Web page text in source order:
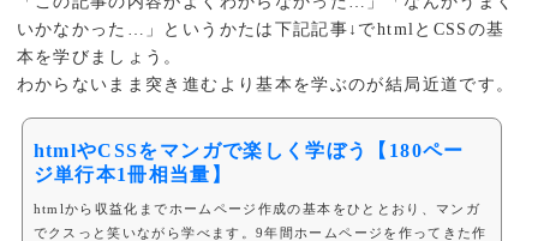
いかなかった…」というかたは下記記事↓でhtmlとCSSの基
本を学びましょう。
わからないまま突き進むより基本を学ぶのが結局近道です。
htmlやCSSをマンガで楽しく学ぼう【180ペー
ジ単行本1冊相当量】
htmlから収益化までホームページ作成の基本をひととおり、マンガ
でクスっと笑いながら学べます。9年間ホームページを作ってきた作